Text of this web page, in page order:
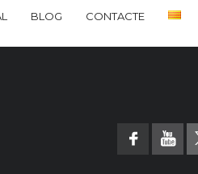
BLOG CONTACTE